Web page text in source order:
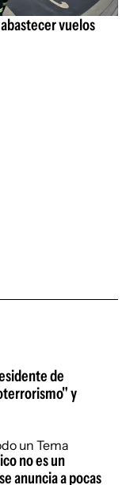
vuelos
de
y
no es un
anuncia a pocas